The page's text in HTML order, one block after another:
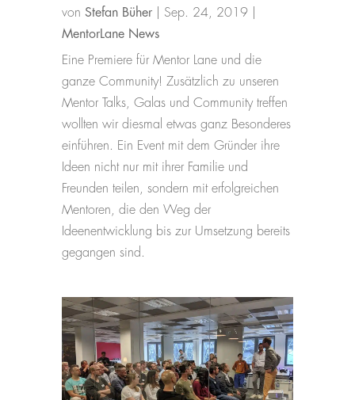
vonStefan Büher Sep. 24, 2019
MentorLane News
Eine Premiere für Mentor Lane und die
ganze Community! Zusätzlich zu unseren
Mentor Talks, Galas und Community treffen
wollten wir diesmal etwas ganz Besonderes
einführen. Ein Event mit dem Gründer ihre
Ideen nicht nur mit ihrer Familie und
Freunden teilen, sondern mit erfolgreichen
Mentoren, die den Weg der
Ideenentwicklung bis zur Umsetzung bereits
gegangen sind.